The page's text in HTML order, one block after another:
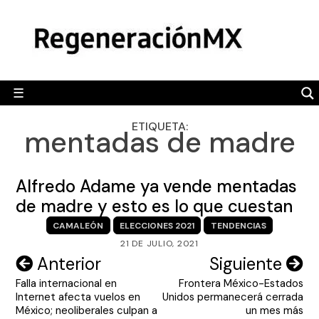
content
☰
POLÍTICA
CAMALEÓN
OPINIÓN
ENGLISH SECTION
VIDEOS
ETIQUETA:
mentadas de madre
Alfredo Adame ya vende mentadas
de madre y esto es lo que cuestan
CAMALEÓN ELECCIONES 2021
TENDENCIAS
21 DE JULIO, 2021
Navegación
de
entradas
Anterior
Falla internacional en
Internet afecta vuelos en
México; neoliberales culpan a
Siguiente
Frontera México-Estados
Unidos permanecerá cerrada
un mes más